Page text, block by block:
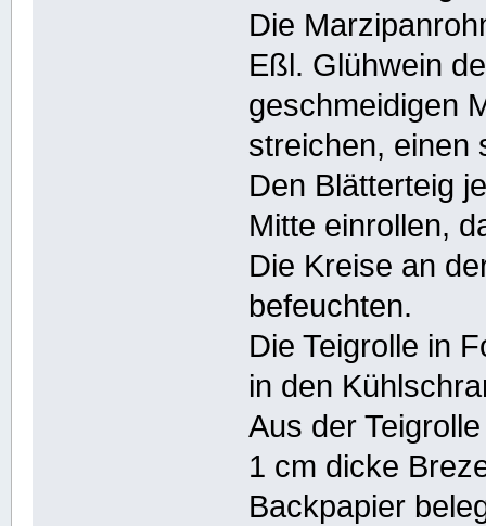
Die
Eßl. Glühwein
geschmeidigen
streichen, einen
Den Blätterteig
Mitte einrollen,
Die Kreise an
befeuchten.
Die Teigrolle in
in den
Aus der
1 cm dicke
Backpapier